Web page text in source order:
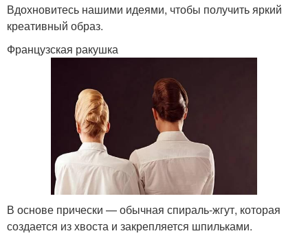
Вдохновитесь нашими идеями, чтобы получить яркий
креативный образ.
Французская ракушка
В основе прически — обычная спираль-жгут, которая
создается из хвоста и закрепляется шпильками.